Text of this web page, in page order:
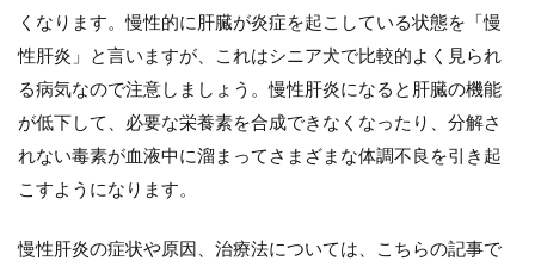
くなります。慢性的に肝臓が炎症を起こしている状態を「慢
性肝炎」と言いますが、これはシニア犬で比較的よく見られ
る病気なので注意しましょう。慢性肝炎になると肝臓の機能
が低下して、必要な栄養素を合成できなくなったり、分解さ
れない毒素が血液中に溜まってさまざまな体調不良を引き起
こすようになります。
慢性肝炎の症状や原因、治療法については、こちらの記事で